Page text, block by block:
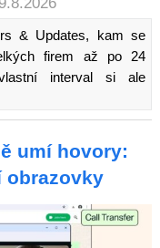
& Updates, kam se
firem až po 24
interval si ale
umí hovory:
obrazovky